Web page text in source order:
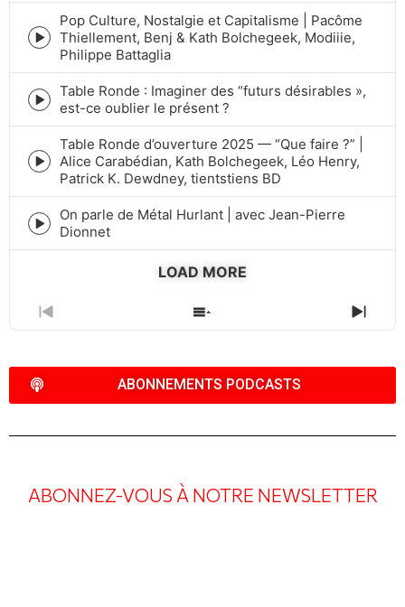
icon
Episode
play
Pop Culture, Nostalgie et Capitalisme | Pacôme
Thiellement, Benj & Kath Bolchegeek, Modiiie,
Philippe Battaglia
Episode
play
icon
Table Ronde : Imaginer des “futurs désirables »,
est-ce oublier le présent ?
Episode
play
Table Ronde d’ouverture 2025 — “Que faire ?” |
Alice Carabédian, Kath Bolchegeek, Léo Henry,
Patrick K. Dewdney, tientstiens BD
Episode
play
On parle de Métal Hurlant | avec Jean-Pierre
Dionnet
LOAD MORE
PREVIOUS
EPISODE
SHOW
EPISODES
NEXT
ABONNEMENTS PODCASTS
ABONNEZ-VOUS À NOTRE NEWSLETTER